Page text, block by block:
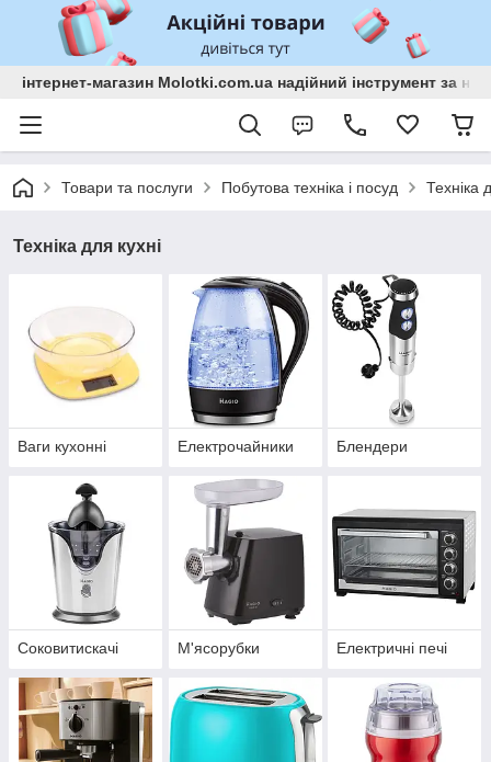
інтернет-магазин Molotki.com.ua надійний інструмент за
Товари та послуги Побутова техніка і посуд Техніка
Техніка для кухні
Ваги кухонні Електрочайники Блендери
Соковитискачі М'ясорубки Електричні печі